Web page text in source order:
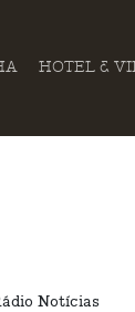
HOTEL &
Notícias